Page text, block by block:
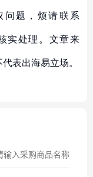
问题，烦请联系
实处理。文章来
表出海易立场。